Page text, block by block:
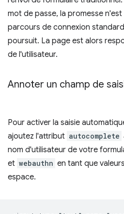
mot de passe, la promesse
parcours de connexion
poursuit. La page est alors
de l'utilisateur.
Annoter un champ de
Pour activer la saisie
ajoutez l'attribut autocomplete
nom d'utilisateur de votre
et webauthn en tant que
espace.